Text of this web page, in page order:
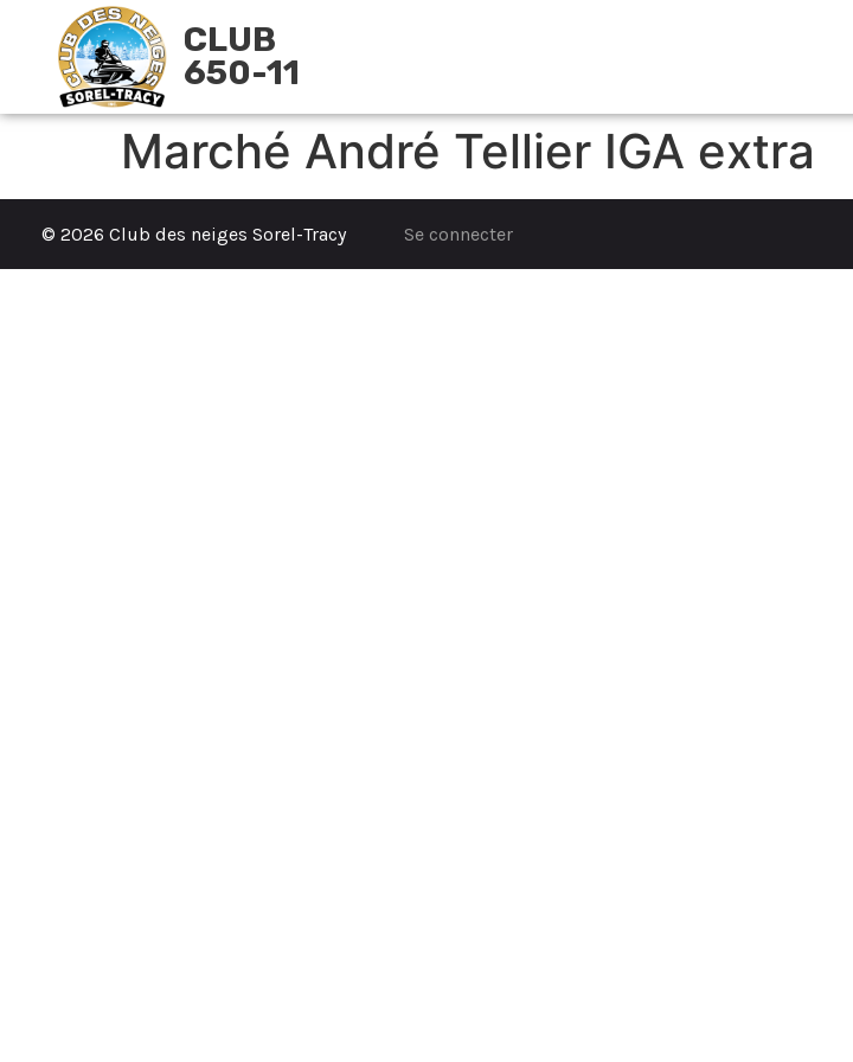
CLUB
650-11
Marché André Tellier IGA extra
© 2026 Club des neiges Sorel-Tracy Se connecter